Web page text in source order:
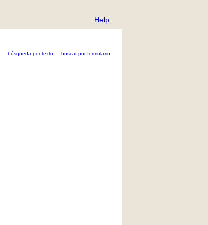
Help
búsqueda por texto buscar por formulario